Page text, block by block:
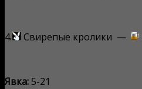
4. Свирепые кролики —
Явка: 5-21